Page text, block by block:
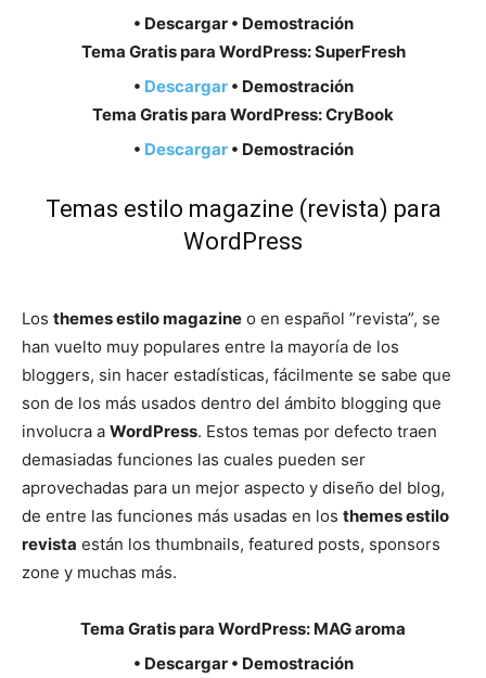
• Descargar • Demostración
Tema Gratis para WordPress: SuperFresh
• Descargar• Demostración
Tema Gratis para WordPress: CryBook
• Descargar• Demostración
Temas estilo magazine (revista) para
WordPress
Los themes estilo magazine o en español ”revista”, se
han vuelto muy populares entre la mayoría de los
bloggers, sin hacer estadísticas, fácilmente se sabe que
son de los más usados dentro del ámbito blogging que
involucra a WordPress. Estos temas por defecto traen
demasiadas funciones las cuales pueden ser
aprovechadas para un mejor aspecto y diseño del blog,
de entre las funciones más usadas en los themes estilo
revista están los thumbnails, featured posts, sponsors
zone y muchas más.
Tema Gratis para WordPress: MAG aroma
• Descargar • Demostración